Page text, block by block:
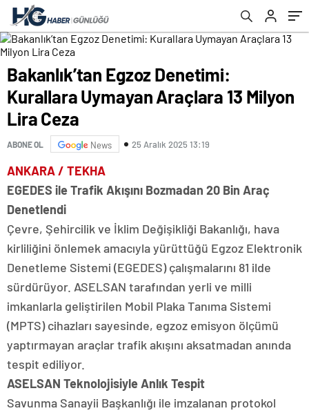
Bakanlık’tan Egzoz Denetimi:
Kurallara Uymayan Araçlara 13 Milyon
Lira Ceza
ABONE OL News 25 Aralık 2025 13:19
ANKARA / TEKHA
EGEDES ile Trafik Akışını Bozmadan 20 Bin Araç
Denetlendi
Çevre, Şehircilik ve İklim Değişikliği Bakanlığı, hava
kirliliğini önlemek amacıyla yürüttüğü Egzoz Elektronik
Denetleme Sistemi (EGEDES) çalışmalarını 81 ilde
sürdürüyor. ASELSAN tarafından yerli ve milli
imkanlarla geliştirilen Mobil Plaka Tanıma Sistemi
(MPTS) cihazları sayesinde, egzoz emisyon ölçümü
yaptırmayan araçlar trafik akışını aksatmadan anında
tespit ediliyor.
ASELSAN Teknolojisiyle Anlık Tespit
Savunma Sanayii Başkanlığı ile imzalanan protokol